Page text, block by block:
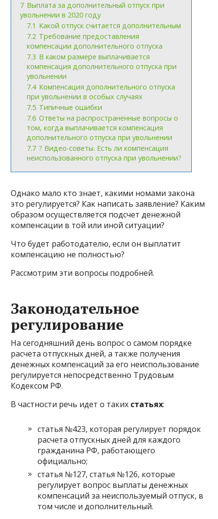
7 Выплата за дополнительный отпуск при
увольнении в 2020 году
7.1 Какой отпуск считается дополнительным
7.2 Требование предоставления
компенсации дополнительного отпуска
7.3 В каком размере выплачивается
компенсация дополнительного отпуска при
увольнении
7.4 Компенсация дополнительного отпуска
при увольнении в особых случаях
7.5 Типичные ошибки
7.6 Ответы на распространенные вопросы о
том, когда выплачивается компенсация
дополнительного отпуска при увольнении
7.7 ? Видео-советы. Есть ли компенсация
неиспользованного отпуска при увольнении?
Однако мало кто знает, какими номами закона
это регулируется? Как написать заявление? Каким
образом осуществляется подсчет денежной
компенсации в той или иной ситуации?
Что будет работодателю, если он выплатит
компенсацию не полностью?
Рассмотрим эти вопросы подробней.
Законодательное
регулирование
На сегодняшний день вопрос о самом порядке
расчета отпускных дней, а также получения
денежных компенсаций за его неиспользование
регулируется непосредственно Трудовым
Кодексом РФ.
В частности речь идет о таких статьях:
статья №423, которая регулирует порядок
расчета отпускных дней для каждого
гражданина РФ, работающего
официально;
статья №127, статья №126, которые
регулирует вопрос выплаты денежных
компенсаций за неиспользуемый отпуск, в
том числе и дополнительный.